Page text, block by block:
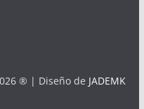
® | Diseño de JADEMK